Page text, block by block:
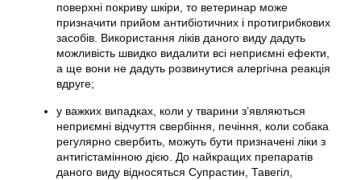
поверхні покриву шкіри, то ветеринар може
призначити прийом антибіотичних і протигрибкових
засобів. Використання ліків даного виду дадуть
можливість швидко видалити всі неприємні ефекти,
а ще вони не дадуть розвинутися алергічна реакція
вдруге;
у важких випадках, коли у тварини з’являються
неприємні відчуття свербіння, печіння, коли собака
регулярно свербить, можуть бути призначені ліки з
антигістамінною дією. До найкращих препаратів
даного виду відносяться Супрастин, Тавегіл,